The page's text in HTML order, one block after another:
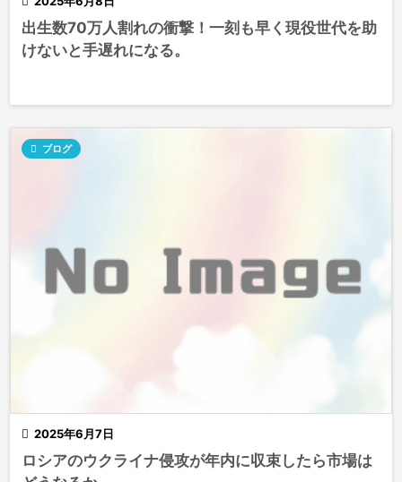
出生数70万人割れの衝撃！一刻も早く現役世代を助
けないと手遅れになる。
 2025年6月7日
 ブログ
ロシアのウクライナ侵攻が年内に収束したら市場は